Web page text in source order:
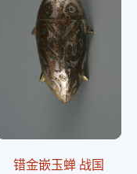
错金嵌玉蝉 战国